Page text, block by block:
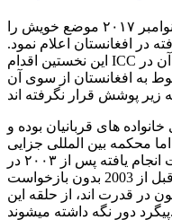
محکمه بین المللی جزایی به تاریخ ۳ نوامبر ۲۰۱۷ موضع خویش را
در افغانستان اعلام نمود.
این نخستین اقدام ICC پس از پیوستن افغانستان به عضویت آن در
مربوط به افغانستان از سوی آن
های قربانیان بوده و
محکمه بین المللی جزایی
تنها قادر خواهد بود تا به جنایات انجام یافته پس از ۲۰۰۳ در
افغانستان پرداخته در حالی که جنایات قبل از 2003 بدون بازخواست
در قدرت اند، از حلقه این
پیگرد دور نگه داشته میشوند.